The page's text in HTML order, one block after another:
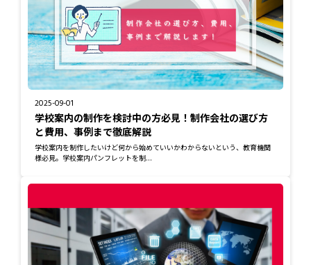
2025-09-01
学校案内の制作を検討中の方必見！制作会社の選び方
と費用、事例まで徹底解説
学校案内を制作したいけど何から始めていいかわからないという、教育機関
様必見。学校案内パンフレットを制...